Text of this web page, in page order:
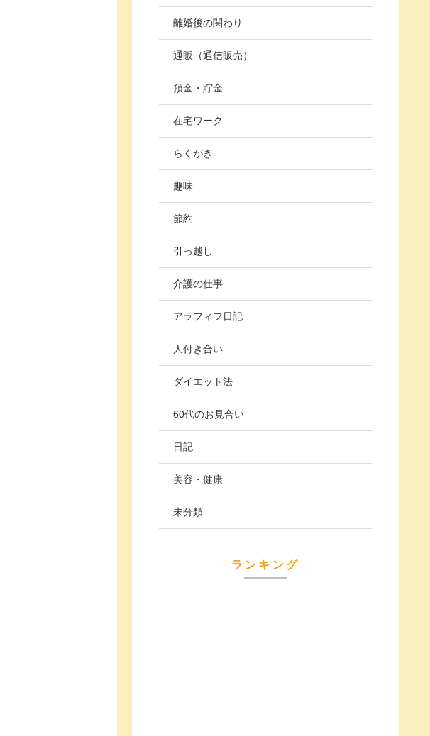
離婚後の関わり
通販（通信販売）
預金・貯金
在宅ワーク
らくがき
趣味
節約
引っ越し
介護の仕事
アラフィフ日記
人付き合い
ダイエット法
60代のお見合い
日記
美容・健康
未分類
ランキング